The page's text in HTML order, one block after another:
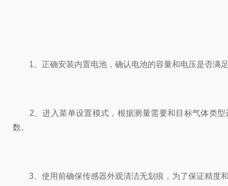
1、正确安装内置电池，确认电池的容量和电压是否满足
2、进入菜单设置模式，根据测量需要和目标气体类型
数。
3、使用前确保传感器外观清洁无划痕，为了保证精度和